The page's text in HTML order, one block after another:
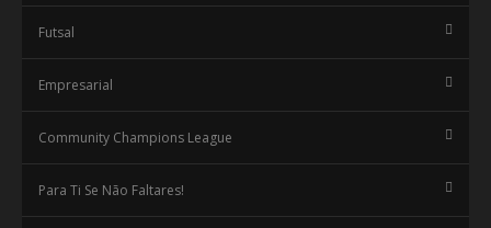
Futsal
Empresarial
Community Champions League
Para Ti Se Não Faltares!